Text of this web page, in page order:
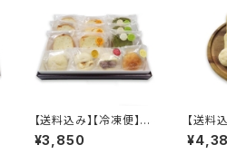
【送料込み】【冷凍便】フ
ァイブのギフトセット
¥3,850
【送料
レーン